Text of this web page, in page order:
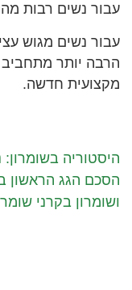
עבור נשים רבות
עבור נשים מגוש
הרבה יותר
מקצועית חדשה.
היסטוריה
הסכם הגג הראשון
ושומרון בקרני